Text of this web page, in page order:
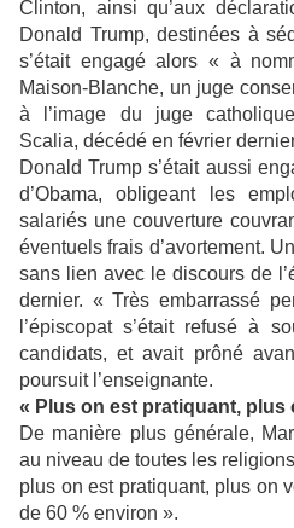
Clinton, ainsi qu’aux
Donald Trump, destinées à
s’était engagé alors « à
Maison-Blanche, un juge
à l’image du juge
Scalia, décédé en février
Donald Trump s’était aussi
d’Obama, obligeant les
salariés une couverture
éventuels frais d’avortement.
sans lien avec le discours de
dernier. « Très embarrassé
l’épiscopat s’était refusé à
candidats, et avait prôné
poursuit l’enseignante.
« Plus on est pratiquant, plus
De manière plus générale,
au niveau de toutes les
plus on est pratiquant, plus on
de 60 % environ ».